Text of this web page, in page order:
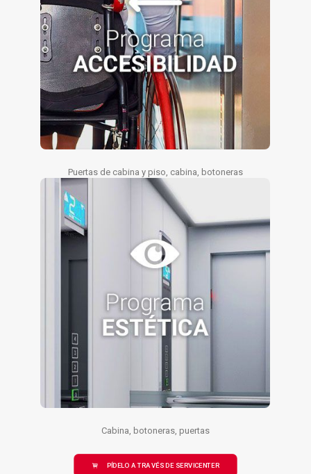
Puertas de cabina y piso, cabina, botoneras
Cabina, botoneras, puertas
PÍDELO A TRAVÉS DE SERVICENTER